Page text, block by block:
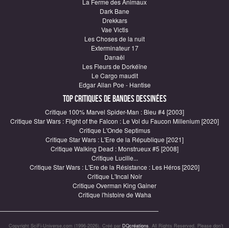
La Ferme des Animaux
Dark Bane
Drekkars
Vae Victis
Les Choses de la nuit
Exterminateur 17
Danaël
Les Fleurs de Dorkéïne
Le Cargo maudit
Edgar Allan Poe - Hantise
Top critiques de Bandes Dessinées
Critique 100% Marvel Spider-Man : Bleu #4 [2003]
Critique Star Wars : Flight of the Falcon : Le Vol du Faucon Millenium [2020]
Critique L'Onde Septimus
Critique Star Wars : L'Ere de la République [2021]
Critique Walking Dead : Monstrueux #5 [2008]
Critique Lucille...
Critique Star Wars : L'Ere de la Résistance : Les Héros [2020]
Critique L'Incal Noir
Critique Overman King Gainer
Critique l'histoire de Waha
Copyright SciFi-Universe.com (1996-2026). Créé par DQcréations. All Rights Reserved. Please don’t